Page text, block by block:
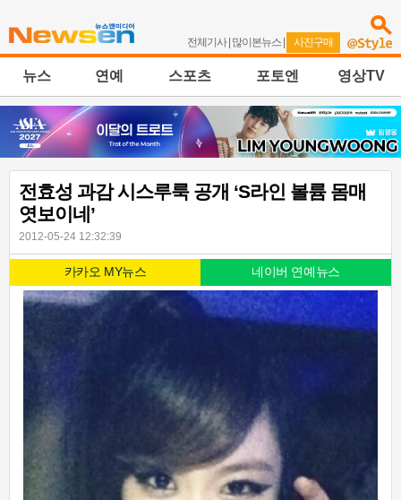
전체기사| 많이본뉴스 | 사진구매
뉴스 연예 스포츠 포토엔 영상TV
전효성 과감 시스루룩 공개 ‘S라인 볼륨 몸매
엿보이네’
2012-05-24 12:32:39
카카오 MY뉴스 네이버 연예뉴스